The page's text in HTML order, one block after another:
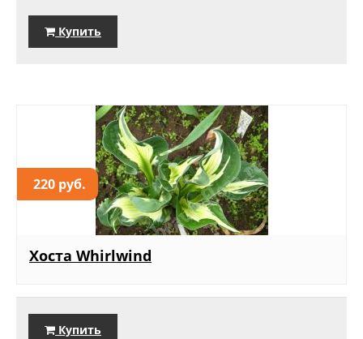
Купить
220 руб.
Хоста Whirlwind
Купить